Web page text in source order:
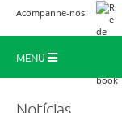
Acompanhe-nos:
MENU